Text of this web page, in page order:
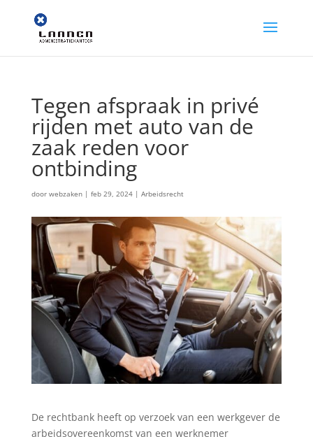
Tegen afspraak in privé
rijden met auto van de
zaak reden voor
ontbinding
door webzaken| feb 29, 2024| Arbeidsrecht
De rechtbank heeft op verzoek van een werkgever de
arbeidsovereenkomst van een werknemer